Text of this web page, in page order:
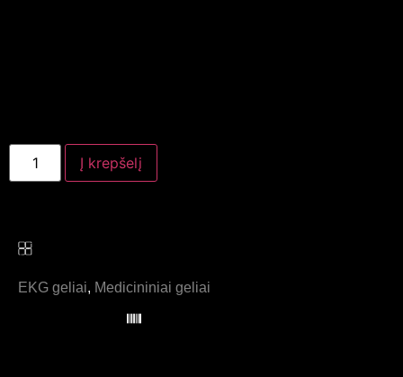
Į krepšelį
EKG geliai, Medicininiai geliai